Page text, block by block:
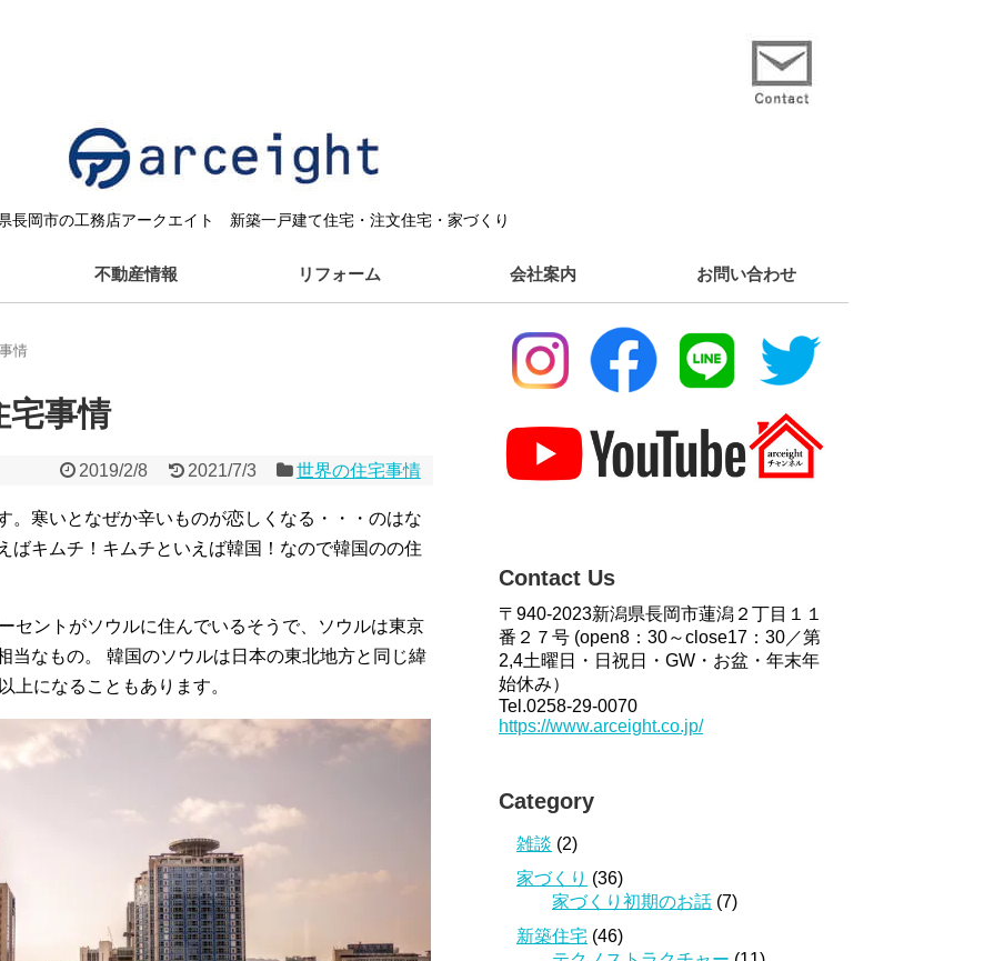
長岡市の工務店アークエイト 新築一戸建て住宅・注文住宅・家づくり
不動産情報 リフォーム 会社案内 お問い合わせ
情
宅事情
2019/2/8 2021/7/3 世界の住宅事情
。寒いとなぜか辛いものが恋しくなる・・・のはな
ばキムチ！キムチといえば韓国！なので韓国のの住
セントがソウルに住んでいるそうで、ソウルは東京
当なもの。 韓国のソウルは日本の東北地方と同じ緯
上になることもあります。
Contact Us
〒940-2023新潟県長岡市蓮潟２丁目１１
番２７号 (open8：30～close17：30／第
2,4土曜日・日祝日・GW・お盆・年末年
始休み）
Tel.0258-29-0070
https://www.arceight.co.jp/
Category
雑談 (2)
家づくり (36)
家づくり初期のお話 (7)
新築住宅 (46)